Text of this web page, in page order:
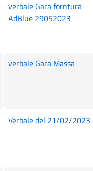
verbale Gara forntura
AdBlue 29052023
verbale Gara Massa
Verbale del 21/02/2023